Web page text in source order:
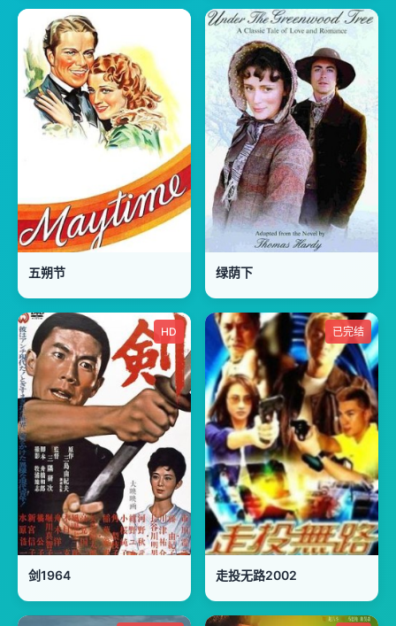
五朔节 绿荫下
HD
剑1964
已完结
走投无路2002